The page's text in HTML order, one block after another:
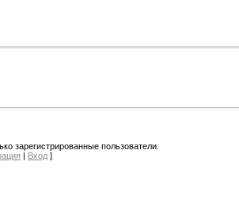
зарегистрированные пользователи.
| Вход ]